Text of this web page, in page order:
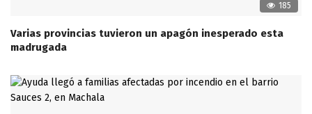
185
Varias provincias tuvieron un apagón inesperado esta
madrugada